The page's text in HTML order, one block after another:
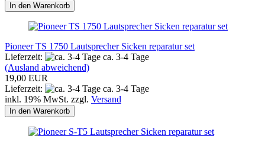
In den Warenkorb
Pioneer TS 1750 Lautsprecher Sicken reparatur set
Lieferzeit:
ca. 3-4 Tage
(Ausland abweichend)
19,00 EUR
Lieferzeit:
ca. 3-4 Tage
inkl. 19% MwSt. zzgl. Versand
In den Warenkorb